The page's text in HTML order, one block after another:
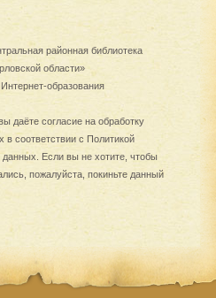
районная библиотека
области»
образования
даёте согласие на обработку
в соответствии с Политикой
данных . Если вы не хотите, чтобы
пожалуйста, покиньте данный